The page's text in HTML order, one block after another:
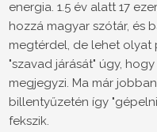
energia. 1.5 év alatt 17
hozzá magyar szótár, és
megtérdel, de lehet
"szavad járását" úgy,
megjegyzi. Ma már
billentyűzetén így
fekszik.